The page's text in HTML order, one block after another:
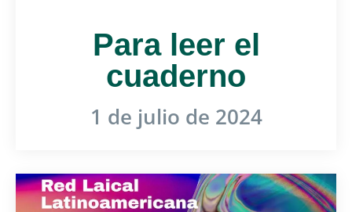
Para leer el
cuaderno
1 de julio de 2024